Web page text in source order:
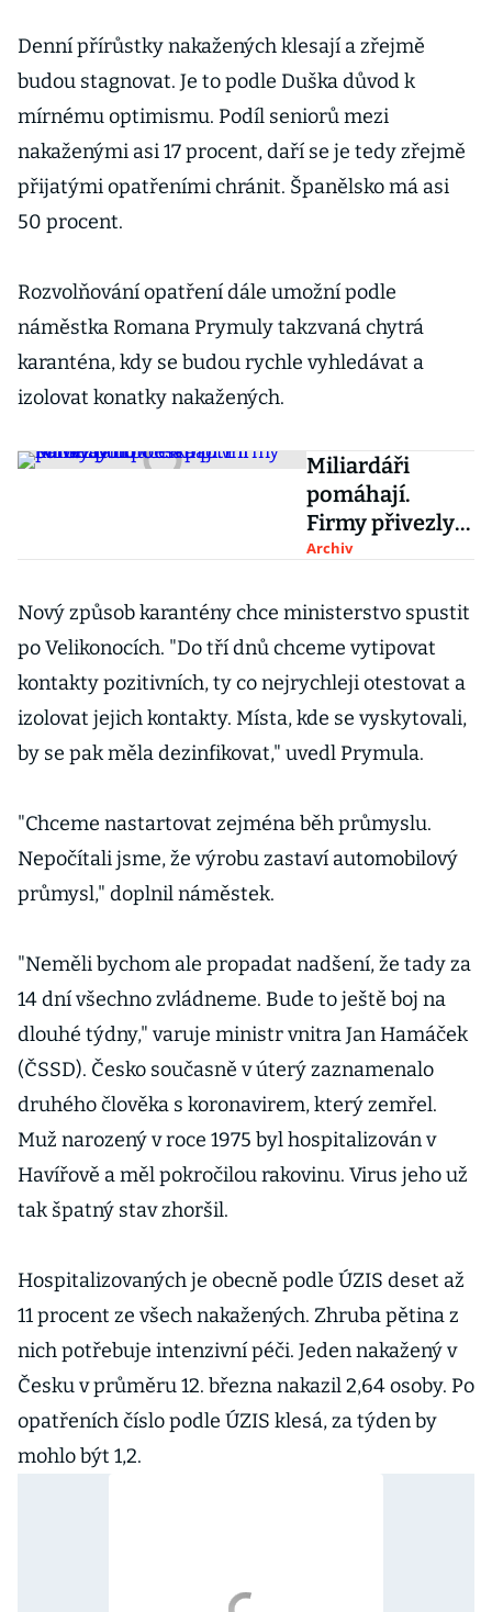
Denní přírůstky nakažených klesají a zřejmě
budou stagnovat. Je to podle Duška důvod k
mírnému optimismu. Podíl seniorů mezi
nakaženými asi 17 procent, daří se je tedy zřejmě
přijatými opatřeními chránit. Španělsko má asi
50 procent.
Rozvolňování opatření dále umožní podle
náměstka Romana Prymuly takzvaná chytrá
karanténa, kdy se budou rychle vyhledávat a
izolovat konatky nakažených.
Miliardáři
pomáhají.
Firmy přivezly
do Česka první
proti
koronaviru
Archiv
Nový způsob karantény chce ministerstvo spustit
po Velikonocích. "Do tří dnů chceme vytipovat
kontakty pozitivních, ty co nejrychleji otestovat a
izolovat jejich kontakty. Místa, kde se vyskytovali,
by se pak měla dezinfikovat," uvedl Prymula.
"Chceme nastartovat zejména běh průmyslu.
Nepočítali jsme, že výrobu zastaví automobilový
průmysl," doplnil náměstek.
"Neměli bychom ale propadat nadšení, že tady za
14 dní všechno zvládneme. Bude to ještě boj na
dlouhé týdny," varuje ministr vnitra Jan Hamáček
(ČSSD). Česko současně v úterý zaznamenalo
druhého člověka s koronavirem, který zemřel.
Muž narozený v roce 1975 byl hospitalizován v
Havířově a měl pokročilou rakovinu. Virus jeho už
tak špatný stav zhoršil.
Hospitalizovaných je obecně podle ÚZIS deset až
11 procent ze všech nakažených. Zhruba pětina z
nich potřebuje intenzivní péči. Jeden nakažený v
Česku v průměru 12. března nakazil 2,64 osoby. Po
opatřeních číslo podle ÚZIS klesá, za týden by
mohlo být 1,2.